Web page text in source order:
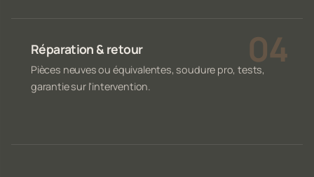
Réparation & retour
Pièces neuves ou équivalentes, soudure pro, tests,
garantie sur l'intervention.